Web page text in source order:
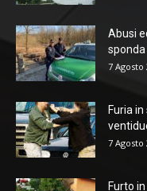
Abusi
sponda
7 Agosto
Furia
7 Agosto
Furto